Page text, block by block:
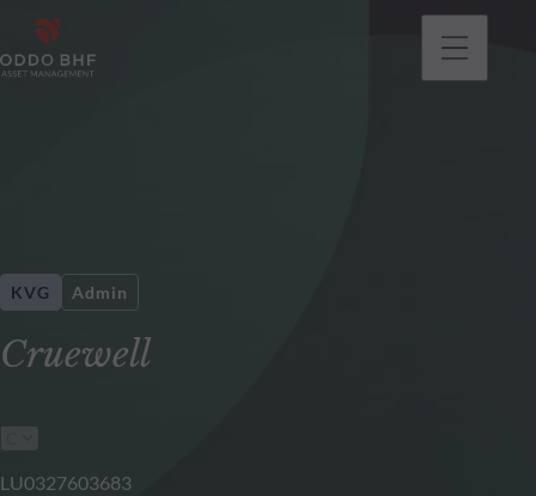
Cruewell
KVG Admin
LU0327603683